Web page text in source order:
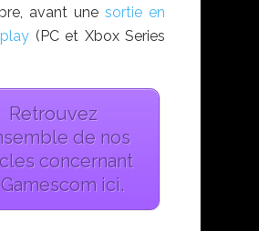
avant une sortie en
(PC et Xbox Series
Retrouvez
de nos
concernant
ici.